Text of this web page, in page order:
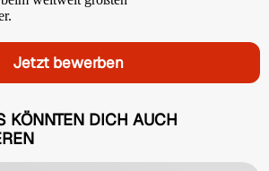
Jetzt bewerben
KÖNNTEN DICH AUCH